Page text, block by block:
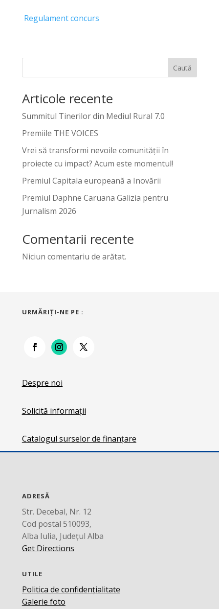
Regulament concurs
Caută
Articole recente
Summitul Tinerilor din Mediul Rural 7.0
Premiile THE VOICES
Vrei să transformi nevoile comunității în
proiecte cu impact? Acum este momentul!
Premiul Capitala europeană a Inovării
Premiul Daphne Caruana Galizia pentru
Jurnalism 2026
Comentarii recente
Niciun comentariu de arătat.
URMĂRIŢI-NE PE :
Despre noi
Solicită informații
Catalogul surselor de finanțare
ADRESĂ
Str. Decebal, Nr. 12
Cod postal 510093,
Alba Iulia, Județul Alba
Get Directions
UTILE
Politica de confidențialitate
Galerie foto